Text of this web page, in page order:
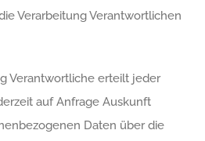
Verarbeitung Verantwortlichen
Verantwortliche erteilt jeder
auf Anfrage Auskunft
Daten über die